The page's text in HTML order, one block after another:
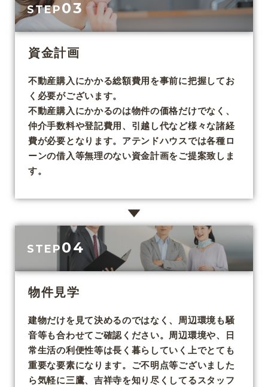
STEP03
資金計画
不動産購入にかかる総額費用を事前に把握してお
く必要がございます。
不動産購入にかかるのは物件の価格だけでなく、
仲介手数料や登記費用、引越し代など様々な諸経
費が必要となります。アテンドハウスでは各種ロ
ーンの借入等無理のない資金計画をご提案致しま
す。
STEP04
物件見学
建物だけを見て決めるのではなく、周辺環境も騒
音等も合わせてご確認ください。周辺環境や、日
常生活の利便性等は長く暮らしていく上でとても
重要な要素になります。ご不明点等ございました
ら気軽に三鷹、吉祥寺を知り尽くしてるスタッフ